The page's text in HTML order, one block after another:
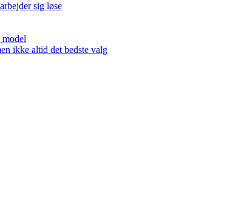
sig løse
ikke altid det bedste valg